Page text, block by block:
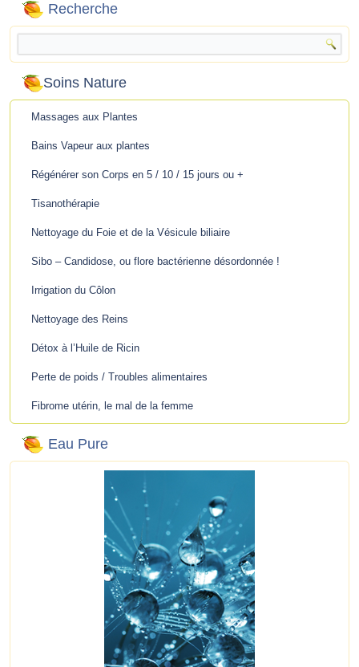
Recherche
Soins Nature
Massages aux Plantes
Bains Vapeur aux plantes
Régénérer son Corps en 5 / 10 / 15 jours ou +
Tisanothérapie
Nettoyage du Foie et de la Vésicule biliaire
Sibo – Candidose, ou flore bactérienne désordonnée !
Irrigation du Côlon
Nettoyage des Reins
Détox à l’Huile de Ricin
Perte de poids / Troubles alimentaires
Fibrome utérin, le mal de la femme
Eau Pure